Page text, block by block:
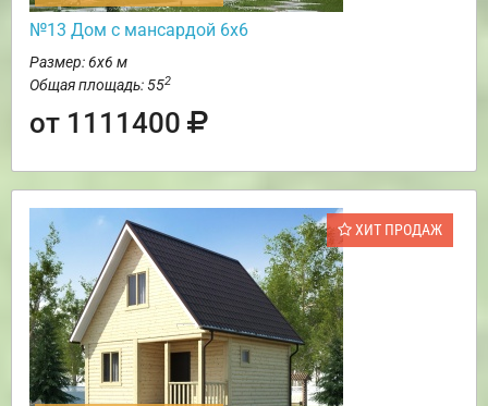
№13 Дом с мансардой 6х6
Размер: 6х6 м
Общая площадь: 552
от 1111400
ХИТ ПРОДАЖ